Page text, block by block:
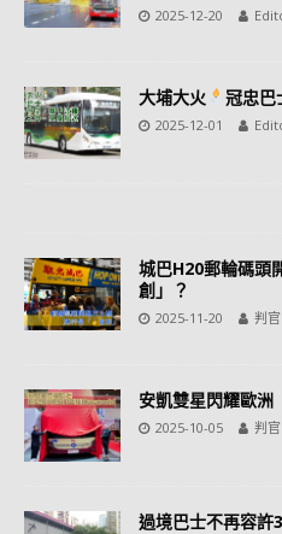
2025-12-20
大埔大火 冠忠巴
2025-12-01
城巴H20郵輪碼頭
創」？
2025-11-20 判官
安凱雙星閃耀歐
2025-10-05 判官
過境巴士不再容許